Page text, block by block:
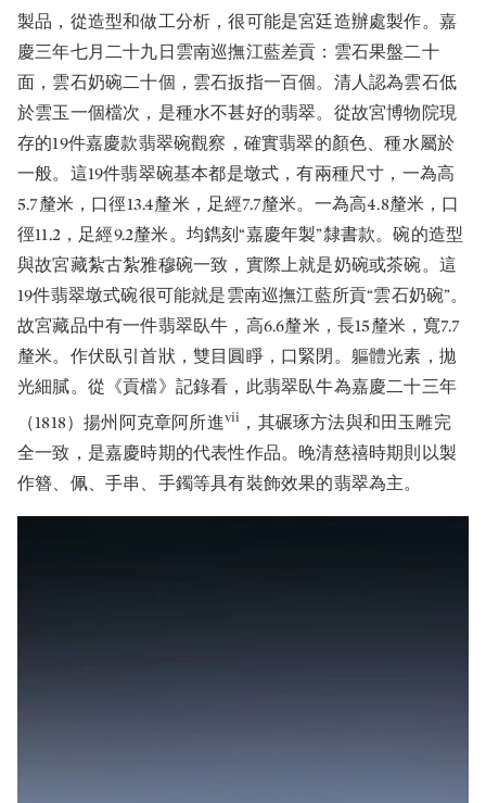
製品，從造型和做工分析，很可能是宮廷造辦處製作。嘉
慶三年七月二十九日雲南巡撫江藍差貢：雲石果盤二十
面，雲石奶碗二十個，雲石扳指一百個。清人認為雲石低
於雲玉一個檔次，是種水不甚好的翡翠。從故宮博物院現
存的19件嘉慶款翡翠碗觀察，確實翡翠的顏色、種水屬於
一般。這19件翡翠碗基本都是墩式，有兩種尺寸，一為高
5.7釐米，口徑13.4釐米，足經7.7釐米。一為高4.8釐米，口
徑11.2，足經9.2釐米。均鐫刻“嘉慶年製”隸書款。碗的造型
與故宮藏紮古紮雅穆碗一致，實際上就是奶碗或茶碗。這
19件翡翠墩式碗很可能就是雲南巡撫江藍所貢“雲石奶碗”。
故宮藏品中有一件翡翠臥牛，高6.6釐米，長15釐米，寬7.7
釐米。作伏臥引首狀，雙目圓睜，口緊閉。軀體光素，拋
光細膩。從《貢檔》記錄看，此翡翠臥牛為嘉慶二十三年
（1818）揚州阿克章阿所進vii ，其碾琢方法與和田玉雕完
全一致，是嘉慶時期的代表性作品。晚清慈禧時期則以製
作簪、佩、手串、手鐲等具有裝飾效果的翡翠為主。